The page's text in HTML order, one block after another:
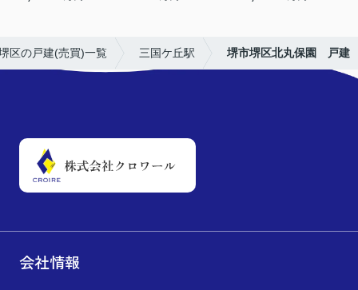
区の戸建(売買)一覧 三国ケ丘駅 堺市堺区北丸保園 戸建
会社情報